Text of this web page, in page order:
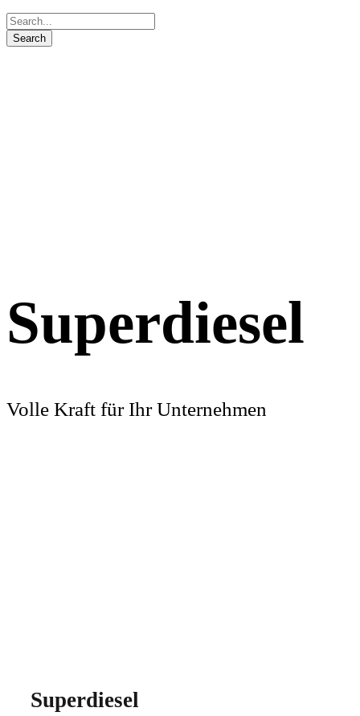
Superdiesel
Volle Kraft für Ihr Unternehmen
Superdiesel